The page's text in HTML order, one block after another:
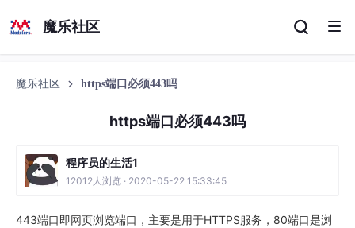
魔乐社区
魔乐社区 https端口必须443吗
https端口必须443吗
程序员的生活1
12012人浏览 · 2020-05-22 15:33:45
443端口即网页浏览端口，主要是用于HTTPS服务，80端口是浏